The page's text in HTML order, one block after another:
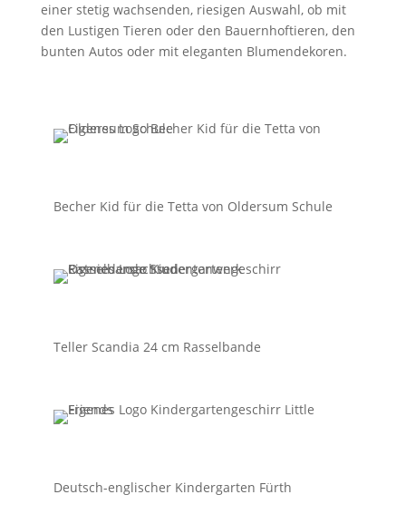
einer stetig wachsenden, riesigen Auswahl, ob mit
den Lustigen Tieren oder den Bauernhoftieren, den
bunten Autos oder mit eleganten Blumendekoren.
Becher Kid für die Tetta von Oldersum Schule
Teller Scandia 24 cm Rasselbande
Deutsch-englischer Kindergarten Fürth